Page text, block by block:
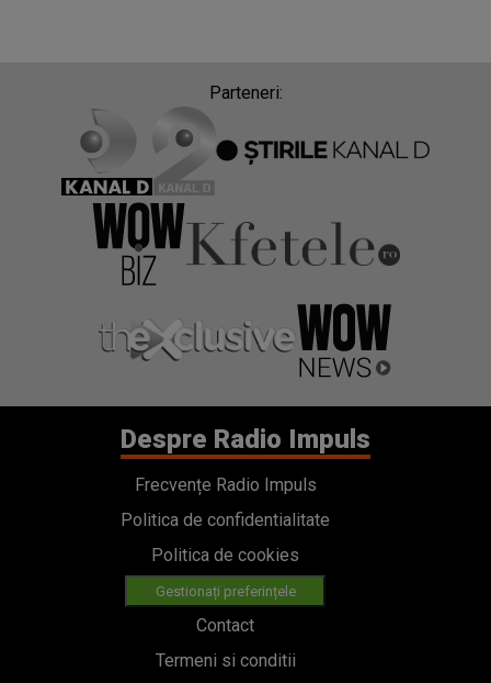
Parteneri:
Despre Radio Impuls
Frecvențe Radio Impuls
Politica de confidentialitate
Politica de cookies
Gestionați preferințele
Contact
Termeni si conditii